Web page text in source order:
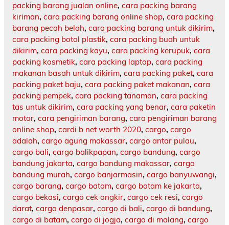
packing barang jualan online, cara packing barang
kiriman, cara packing barang online shop, cara packing
barang pecah belah, cara packing barang untuk dikirim,
cara packing botol plastik, cara packing buah untuk
dikirim, cara packing kayu, cara packing kerupuk, cara
packing kosmetik, cara packing laptop, cara packing
makanan basah untuk dikirim, cara packing paket, cara
packing paket baju, cara packing paket makanan, cara
packing pempek, cara packing tanaman, cara packing
tas untuk dikirim, cara packing yang benar, cara paketin
motor, cara pengiriman barang, cara pengiriman barang
online shop, cardi b net worth 2020, cargo, cargo
adalah, cargo agung makassar, cargo antar pulau,
cargo bali, cargo balikpapan, cargo bandung, cargo
bandung jakarta, cargo bandung makassar, cargo
bandung murah, cargo banjarmasin, cargo banyuwangi,
cargo barang, cargo batam, cargo batam ke jakarta,
cargo bekasi, cargo cek ongkir, cargo cek resi, cargo
darat, cargo denpasar, cargo di bali, cargo di bandung,
cargo di batam, cargo di jogja, cargo di malang, cargo